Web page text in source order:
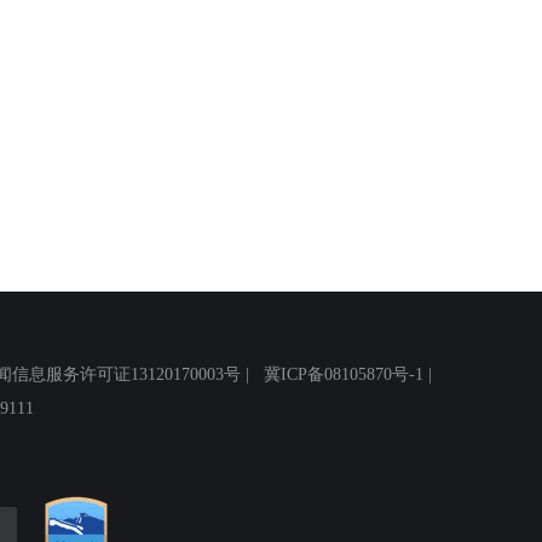
息服务许可证13120170003号 | 冀ICP备08105870号-1